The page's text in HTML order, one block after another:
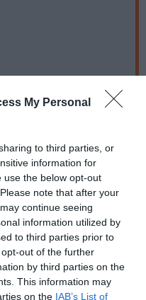
My Personal
to third parties, or
information for
use the below opt-out
note that after your
continue seeing
information utilized by
to third parties prior to
out of the further
by third parties on the
This information may
on the IAB’s List of
στο Google News